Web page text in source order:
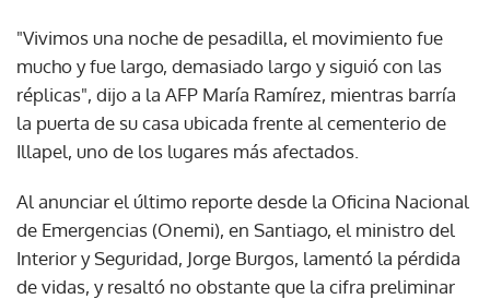
"Vivimos una noche de pesadilla, el movimiento fue
mucho y fue largo, demasiado largo y siguió con las
réplicas", dijo a la AFP María Ramírez, mientras barría
la puerta de su casa ubicada frente al cementerio de
Illapel, uno de los lugares más afectados.
Al anunciar el último reporte desde la Oficina Nacional
de Emergencias (Onemi), en Santiago, el ministro del
Interior y Seguridad, Jorge Burgos, lamentó la pérdida
de vidas, y resaltó no obstante que la cifra preliminar